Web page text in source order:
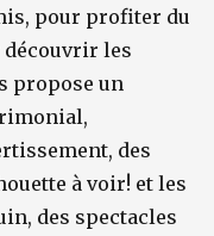
pour profiter du
les
propose un
des
à voir! et les
des spectacles